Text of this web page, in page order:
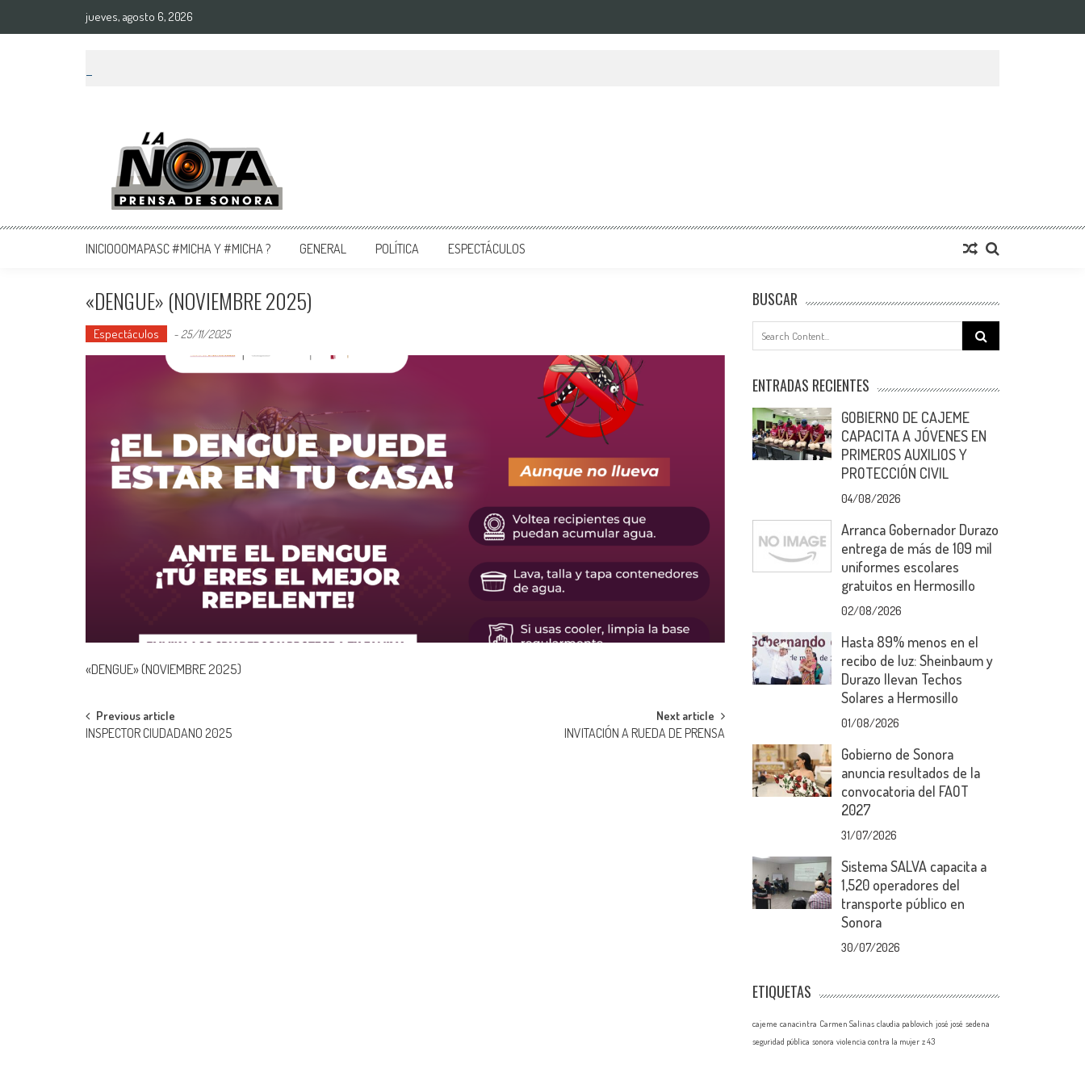
jueves, agosto 6, 2026
La Nota Prensa De Sonora
Noticias del día
INICIOOOMAPASC #MICHA Y #MICHA ? GENERAL POLÍTICA ESPECTÁCULOS
«DENGUE» (NOVIEMBRE 2025)
Espectáculos - 25/11/2025
«DENGUE» (NOVIEMBRE 2025)
Post
Previous article
INSPECTOR CIUDADANO 2025
Next article
INVITACIÓN A RUEDA DE PRENSA
BUSCAR
Search
for:
ENTRADAS RECIENTES
GOBIERNO DE CAJEME
CAPACITA A JÓVENES EN
PRIMEROS AUXILIOS Y
PROTECCIÓN CIVIL
04/08/2026
Arranca Gobernador Durazo
entrega de más de 109 mil
uniformes escolares
gratuitos en Hermosillo
02/08/2026
Hasta 89% menos en el
recibo de luz: Sheinbaum y
Durazo llevan Techos
Solares a Hermosillo
01/08/2026
Gobierno de Sonora
anuncia resultados de la
convocatoria del FAOT
2027
31/07/2026
Sistema SALVA capacita a
1,520 operadores del
transporte público en
Sonora
30/07/2026
ETIQUETAS
cajeme canacintra Carmen Salinas claudia pablovich josé josé sedena
seguridad pública sonora violencia contra la mujer z 43